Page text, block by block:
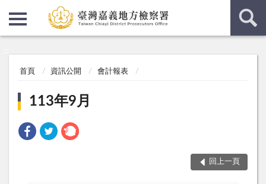
首頁 資訊公開 會計報表
113年9月
回上一頁